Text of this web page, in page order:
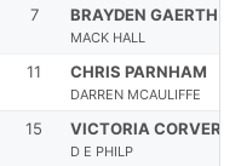
7 BRAYDEN GAERTH
MACK HALL
11 CHRIS PARNHAM
DARREN MCAULIFFE
15 VICTORIA CORVER
D E PHILP